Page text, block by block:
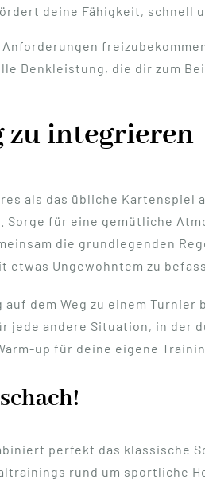
deine Fähigkeit, schnell
Denkleistung, die dir zum
zu integrieren
als das übliche Kartenspiel
für eine gemütliche
die grundlegenden
Ungewohntem zu
dem Weg zu einem
jede andere Situation, in der
up für deine eigene
perfekt das klassische
rund um sportliche